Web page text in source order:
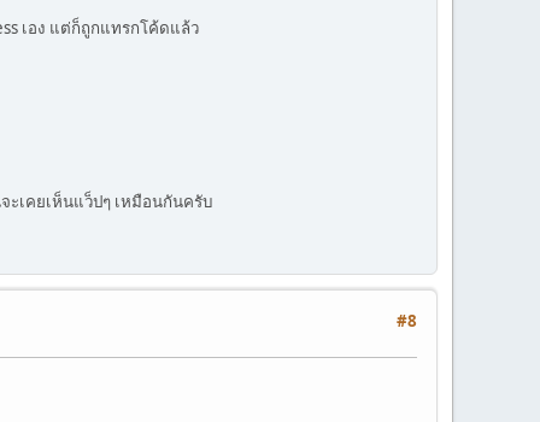
เอง แต่ก็ถูกแทรกโค้ดแล้ว
ะเคยเห็นแว็ปๆ เหมือนกันครับ
#8